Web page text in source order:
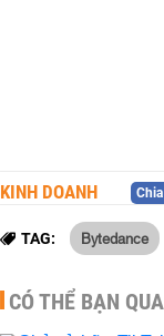
KINH DOANH
TAG: Bytedance
CÓ THỂ BẠN